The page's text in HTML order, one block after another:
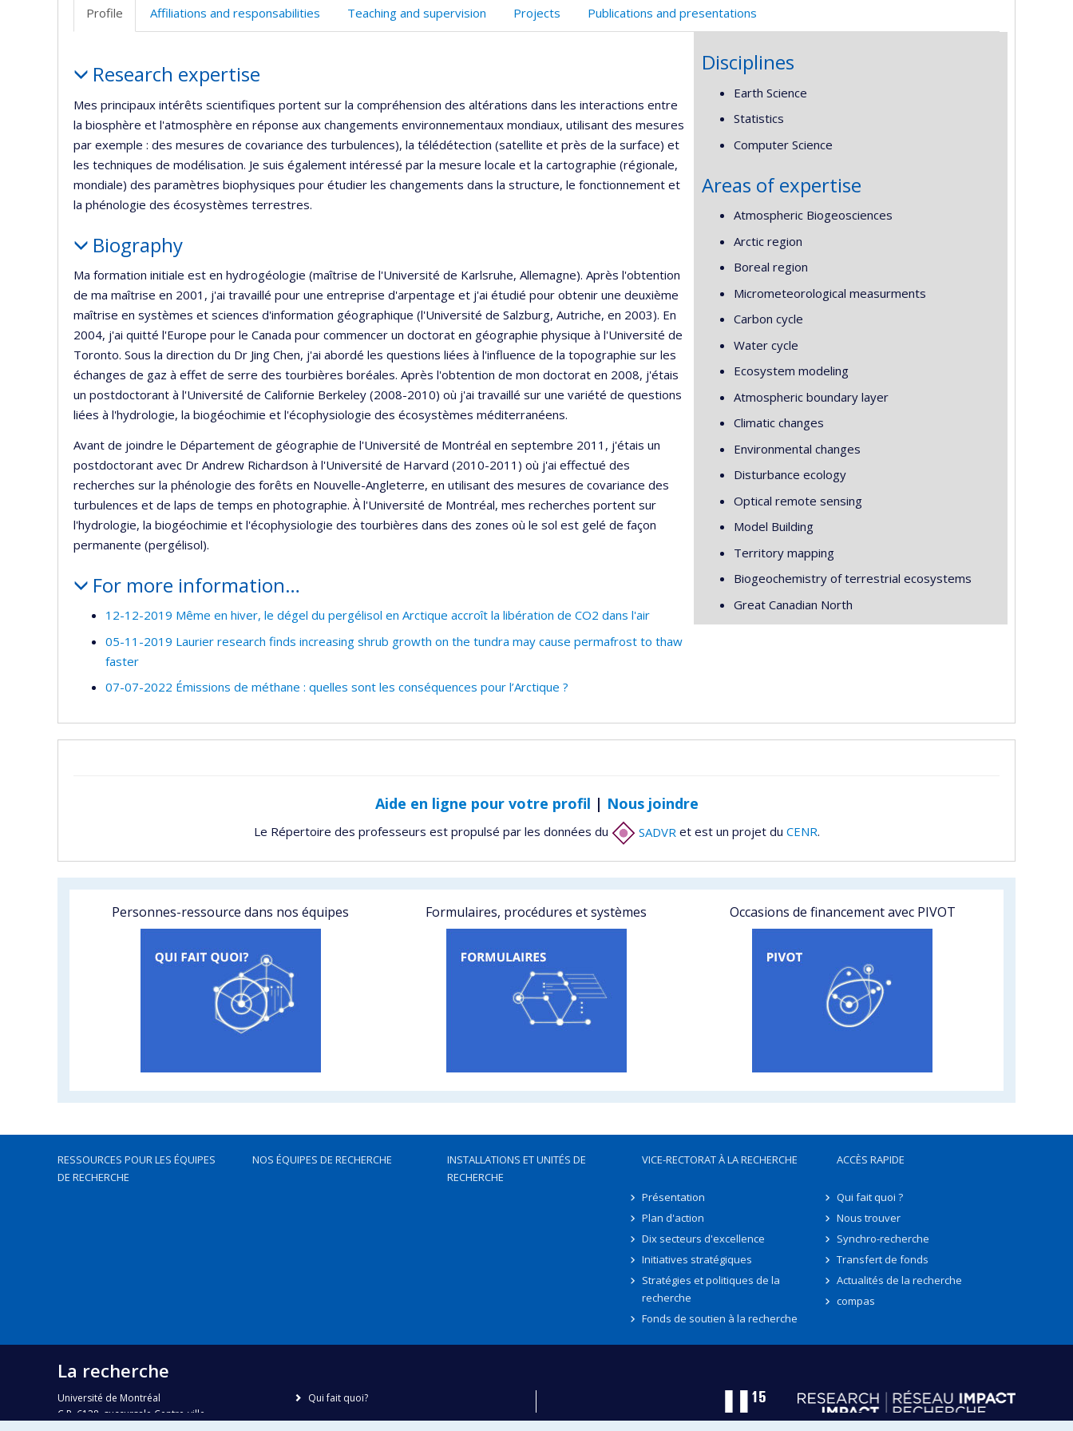
Profile Affiliations and responsabilities Teaching and supervision Projects Publications and presentations
Research expertise
Mes principaux intérêts scientifiques portent sur la compréhension des altérations dans les interactions entre
la biosphère et l'atmosphère en réponse aux changements environnementaux mondiaux, utilisant des mesures
par exemple : des mesures de covariance des turbulences), la télédétection (satellite et près de la surface) et
les techniques de modélisation. Je suis également intéressé par la mesure locale et la cartographie (régionale,
mondiale) des paramètres biophysiques pour étudier les changements dans la structure, le fonctionnement et
la phénologie des écosystèmes terrestres.
Biography
Ma formation initiale est en hydrogéologie (maîtrise de l'Université de Karlsruhe, Allemagne). Après l'obtention
de ma maîtrise en 2001, j'ai travaillé pour une entreprise d'arpentage et j'ai étudié pour obtenir une deuxième
maîtrise en systèmes et sciences d'information géographique (l'Université de Salzburg, Autriche, en 2003). En
2004, j'ai quitté l'Europe pour le Canada pour commencer un doctorat en géographie physique à l'Université de
Toronto. Sous la direction du Dr Jing Chen, j'ai abordé les questions liées à l'influence de la topographie sur les
échanges de gaz à effet de serre des tourbières boréales. Après l'obtention de mon doctorat en 2008, j'étais
un postdoctorant à l'Université de Californie Berkeley (2008-2010) où j'ai travaillé sur une variété de questions
liées à l'hydrologie, la biogéochimie et l'écophysiologie des écosystèmes méditerranéens.
Avant de joindre le Département de géographie de l'Université de Montréal en septembre 2011, j'étais un
postdoctorant avec Dr Andrew Richardson à l'Université de Harvard (2010-2011) où j'ai effectué des
recherches sur la phénologie des forêts en Nouvelle-Angleterre, en utilisant des mesures de covariance des
turbulences et de laps de temps en photographie. À l'Université de Montréal, mes recherches portent sur
l'hydrologie, la biogéochimie et l'écophysiologie des tourbières dans des zones où le sol est gelé de façon
permanente (pergélisol).
For more information…
12-12-2019 Même en hiver, le dégel du pergélisol en Arctique accroît la libération de CO2 dans l'air
05-11-2019 Laurier research finds increasing shrub growth on the tundra may cause permafrost to thaw
faster
07-07-2022 Émissions de méthane : quelles sont les conséquences pour l’Arctique ?
Disciplines
Earth Science
Statistics
Computer Science
Areas of expertise
Atmospheric Biogeosciences
Arctic region
Boreal region
Micrometeorological measurments
Carbon cycle
Water cycle
Ecosystem modeling
Atmospheric boundary layer
Climatic changes
Environmental changes
Disturbance ecology
Optical remote sensing
Model Building
Territory mapping
Biogeochemistry of terrestrial ecosystems
Great Canadian North
Aide en ligne pour votre profil | Nous joindre
Le Répertoire des professeurs est propulsé par les données du SADVR et est un projet du CENR.
Personnes-ressource dans nos équipes Formulaires, procédures et systèmes Occasions de financement avec PIVOT
RESSOURCES POUR LES ÉQUIPES
DE RECHERCHE
NOS ÉQUIPES DE RECHERCHE
INSTALLATIONS ET UNITÉS DE
RECHERCHE
VICE-RECTORAT À LA RECHERCHE
Présentation
Plan d'action
Dix secteurs d'excellence
Initiatives stratégiques
Stratégies et politiques de la
recherche
Fonds de soutien à la recherche
ACCÈS RAPIDE
Qui fait quoi ?
Nous trouver
Synchro-recherche
Transfert de fonds
Actualités de la recherche
compas
La recherche
Université de Montréal
C.P. 6128, succursale Centre-ville
Qui fait quoi?
Nous trouver